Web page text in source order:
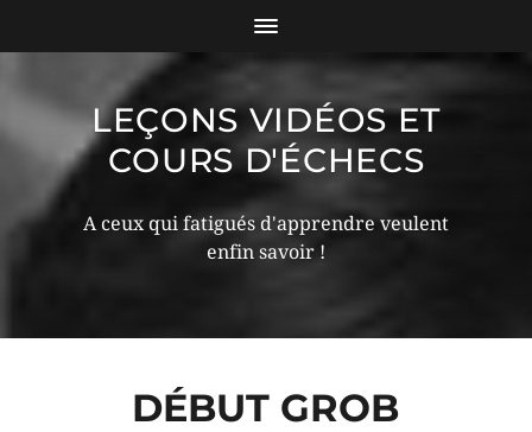
LEÇONS VIDÉOS ET
COURS D'ÉCHECS
A ceux qui fatigués d'apprendre veulent
enfin savoir !
DÉBUT GROB